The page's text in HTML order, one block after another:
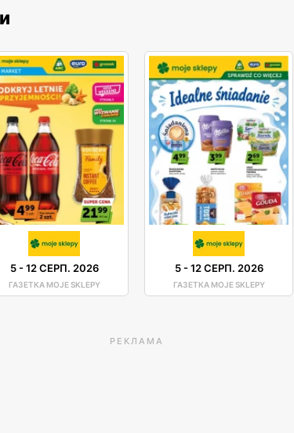
5-12 СЕРП. 2026
ГАЗЕТКА MOJE SKLEPY
5-12 СЕРП. 2026
ГАЗЕТКА MOJE SKLEPY
РЕКЛАМА